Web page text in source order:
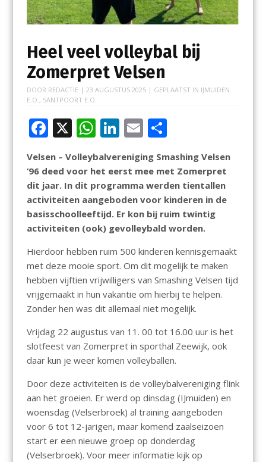
Heel veel volleybal bij
Zomerpret Velsen
DOOR REDACTIE | 23 AUGUSTUS 2025| GEPLAATST IN IJMUIDEN
E.O. , SANTPOORT E.O.
F
e
b
o
o
k
X W
h
at
s
A
p
Li
k
e
dI
n
E
ai
l
D
el
e
n
Velsen – Volleybalvereniging Smashing Velsen
‘96 deed voor het eerst mee met Zomerpret
dit jaar. In dit programma werden tientallen
activiteiten aangeboden voor kinderen in de
basisschoolleeftijd. Er kon bij ruim twintig
activiteiten (ook) gevolleybald worden.
Hierdoor hebben ruim 500 kinderen kennisgemaakt
met deze mooie sport. Om dit mogelijk te maken
hebben vijftien vrijwilligers van Smashing Velsen tijd
vrijgemaakt in hun vakantie om hierbij te helpen.
Zonder hen was dit allemaal niet mogelijk.
Vrijdag 22 augustus van 11. 00 tot 16.00 uur is het
slotfeest van Zomerpret in sporthal Zeewijk, ook
daar kun je weer komen volleyballen.
Door deze activiteiten is de volleybalvereniging flink
aan het groeien. Er werd op dinsdag (IJmuiden) en
woensdag (Velserbroek) al training aangeboden
voor 6 tot 12-jarigen, maar komend zaalseizoen
start er een nieuwe groep op donderdag
(Velserbroek). Voor meer informatie kijk op